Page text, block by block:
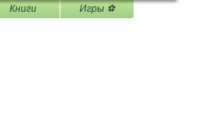
Книги Игры ⚽